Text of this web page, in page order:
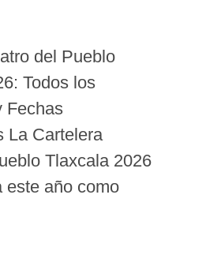
del Pueblo
Todos los
Fechas
La Cartelera
Tlaxcala 2026
este año como